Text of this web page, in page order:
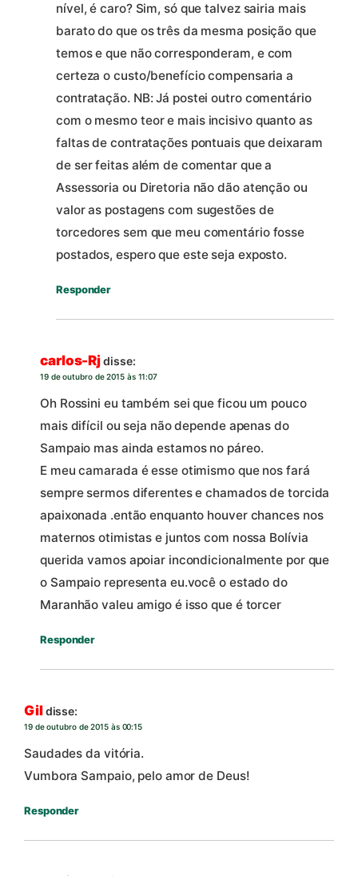
nível, é caro? Sim, só que talvez sairia mais
barato do que os três da mesma posição que
temos e que não corresponderam, e com
certeza o custo/benefício compensaria a
contratação. NB: Já postei outro comentário
com o mesmo teor e mais incisivo quanto as
faltas de contratações pontuais que deixaram
de ser feitas além de comentar que a
Assessoria ou Diretoria não dão atenção ou
valor as postagens com sugestões de
torcedores sem que meu comentário fosse
postados, espero que este seja exposto.
Responder
carlos-Rjdisse:
19 de outubro de 2015 às 11:07
Oh Rossini eu também sei que ficou um pouco
mais difícil ou seja não depende apenas do
Sampaio mas ainda estamos no páreo.
E meu camarada é esse otimismo que nos fará
sempre sermos diferentes e chamados de torcida
apaixonada .então enquanto houver chances nos
maternos otimistas e juntos com nossa Bolívia
querida vamos apoiar incondicionalmente por que
o Sampaio representa eu.você o estado do
Maranhão valeu amigo é isso que é torcer
Responder
Gildisse:
19 de outubro de 2015 às 00:15
Saudades da vitória.
Vumbora Sampaio, pelo amor de Deus!
Responder